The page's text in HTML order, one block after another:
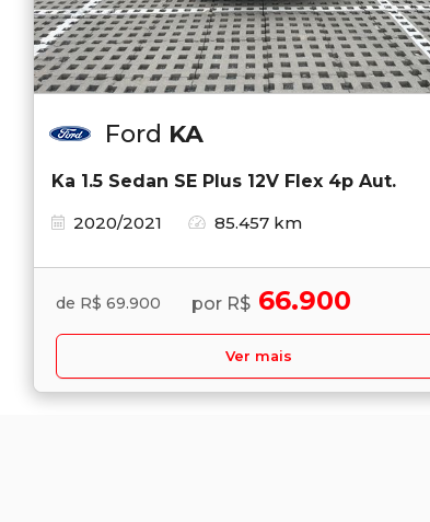
Ford KA
Ka 1.5 Sedan SE Plus 12V Flex 4p Aut.
2020/2021
85.457 km
de R$ 69.900 por R$ 66.900
Ver mais